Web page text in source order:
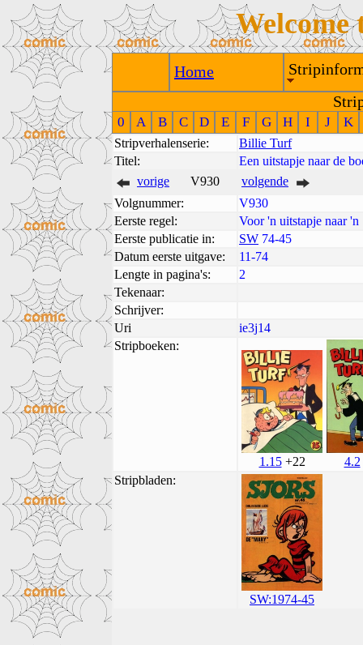
Welcome
Home
0 A B C D E F G H I J K
Stripverhalenserie:
Billie Turf
Titel:
Een uitstapje naar de
vorige
V930
volgende
Volgnummer:
V930
Eerste regel:
Voor 'n uitstapje naar 'n
Eerste publicatie in:
SW 74-45
Datum eerste uitgave:
11-74
Lengte in pagina's:
2
Tekenaar:
Schrijver:
Uri
ie3j14
Stripboeken:
1.15+22 4.2
Stripbladen:
SW:1974-45